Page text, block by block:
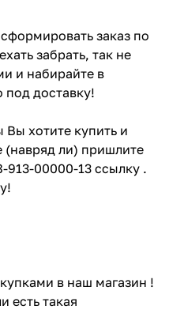
заказ по
забрать, так не
и набирайте в
под доставку!
Вы хотите купить и
(навряд ли) пришлите
00000-13 ссылку .
в наш магазин !
есть такая